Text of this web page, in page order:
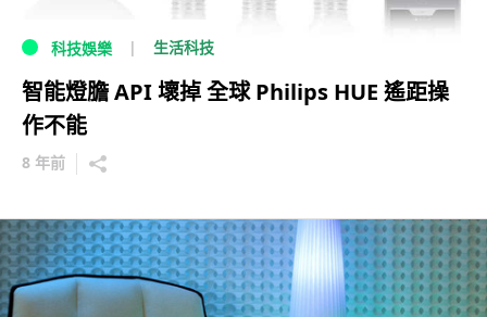
科技娛樂 生活科技
智能燈膽 API 壞掉 全球 Philips HUE 遙距操
作不能
8 年前